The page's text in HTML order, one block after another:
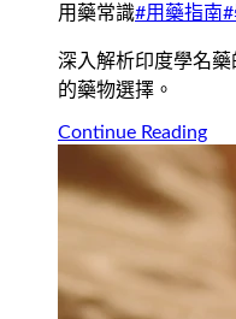
用藥常識#用藥指南#
深入解析印度學名
的藥物選擇。
Continue Reading